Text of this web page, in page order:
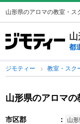
山形県のアロマの教室・ス
山
都
ジモティー 教室・スク
山形県のアロマ
市区郡 ： 山